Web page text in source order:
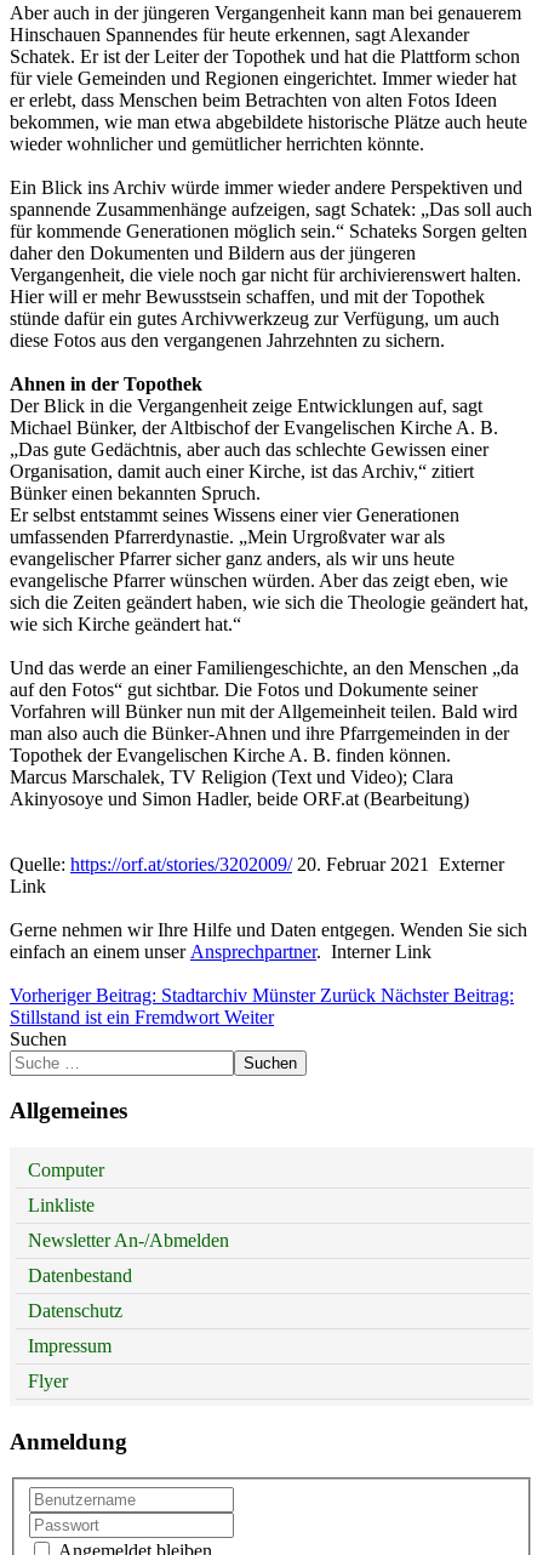
Aber auch in der jüngeren Vergangenheit kann man bei genauerem
Hinschauen Spannendes für heute erkennen, sagt Alexander
Schatek. Er ist der Leiter der Topothek und hat die Plattform schon
für viele Gemeinden und Regionen eingerichtet. Immer wieder hat
er erlebt, dass Menschen beim Betrachten von alten Fotos Ideen
bekommen, wie man etwa abgebildete historische Plätze auch heute
wieder wohnlicher und gemütlicher herrichten könnte.
Ein Blick ins Archiv würde immer wieder andere Perspektiven und
spannende Zusammenhänge aufzeigen, sagt Schatek: „Das soll auch
für kommende Generationen möglich sein.“ Schateks Sorgen gelten
daher den Dokumenten und Bildern aus der jüngeren
Vergangenheit, die viele noch gar nicht für archivierenswert halten.
Hier will er mehr Bewusstsein schaffen, und mit der Topothek
stünde dafür ein gutes Archivwerkzeug zur Verfügung, um auch
diese Fotos aus den vergangenen Jahrzehnten zu sichern.
Ahnen in der Topothek
Der Blick in die Vergangenheit zeige Entwicklungen auf, sagt
Michael Bünker, der Altbischof der Evangelischen Kirche A. B.
„Das gute Gedächtnis, aber auch das schlechte Gewissen einer
Organisation, damit auch einer Kirche, ist das Archiv,“ zitiert
Bünker einen bekannten Spruch.
Er selbst entstammt seines Wissens einer vier Generationen
umfassenden Pfarrerdynastie. „Mein Urgroßvater war als
evangelischer Pfarrer sicher ganz anders, als wir uns heute
evangelische Pfarrer wünschen würden. Aber das zeigt eben, wie
sich die Zeiten geändert haben, wie sich die Theologie geändert hat,
wie sich Kirche geändert hat.“
Und das werde an einer Familiengeschichte, an den Menschen „da
auf den Fotos“ gut sichtbar. Die Fotos und Dokumente seiner
Vorfahren will Bünker nun mit der Allgemeinheit teilen. Bald wird
man also auch die Bünker-Ahnen und ihre Pfarrgemeinden in der
Topothek der Evangelischen Kirche A. B. finden können.
Marcus Marschalek, TV Religion (Text und Video); Clara
Akinyosoye und Simon Hadler, beide ORF.at (Bearbeitung)
Quelle: https://orf.at/stories/3202009/20. Februar 2021 Externer
Link
Gerne nehmen wir Ihre Hilfe und Daten entgegen. Wenden Sie sich
einfach an einem unser Ansprechpartner. Interner Link
Vorheriger Beitrag: Stadtarchiv Münster Zurück Nächster Beitrag:
Stillstand ist ein Fremdwort Weiter
Suchen
Suchen
Allgemeines
Computer
Linkliste
Newsletter An-/Abmelden
Datenbestand
Datenschutz
Impressum
Flyer
Anmeldung
Angemeldet bleiben